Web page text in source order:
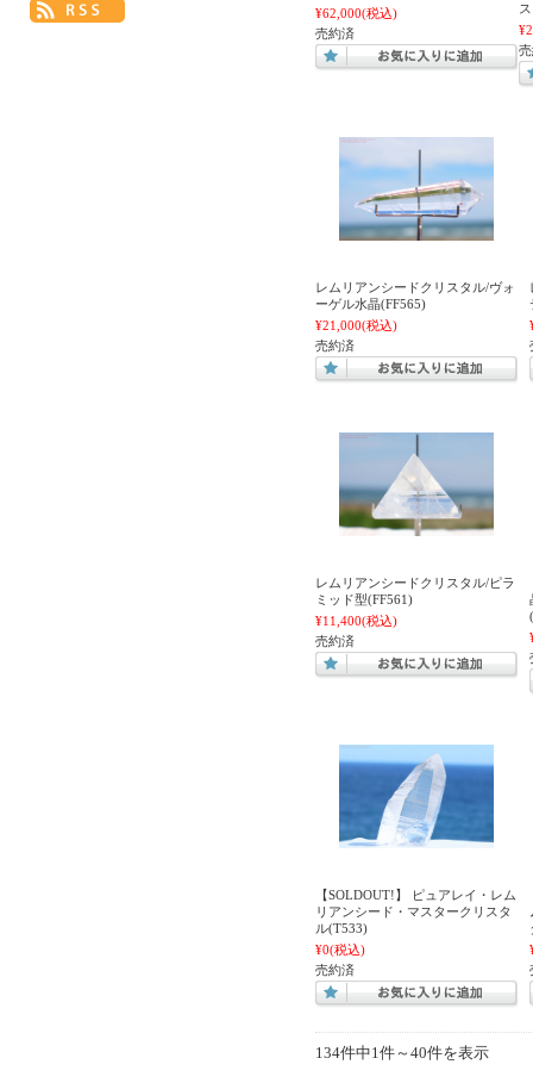
¥62,000(税込)
売約済
レムリアンシードクリスタル/ヴォ
ーゲル水晶(FF565)
¥21,000(税込)
売約済
レムリアンシードクリスタル/ピラ
ミッド型(FF561)
¥11,400(税込)
売約済
【SOLDOUT!】 ピュアレイ・レム
リアンシード・マスタークリスタ
ル(T533)
¥0(税込)
売約済
134件中1件～40件を表示